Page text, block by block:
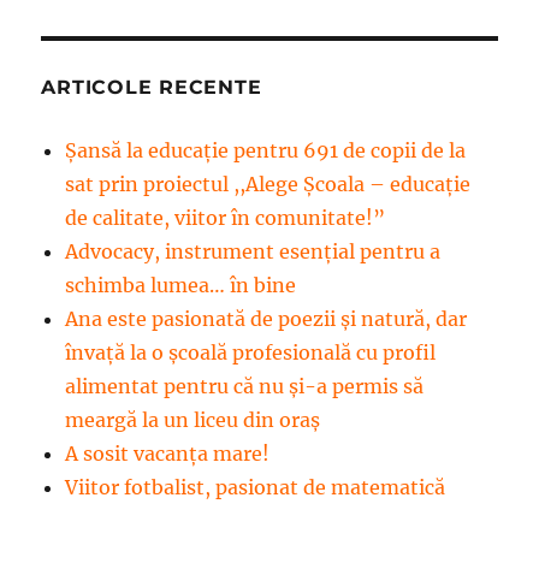
ARTICOLE RECENTE
Șansă la educație pentru 691 de copii de la
sat prin proiectul ,,Alege Școala – educație
de calitate, viitor în comunitate!”
Advocacy, instrument esenţial pentru a
schimba lumea… în bine
Ana este pasionată de poezii și natură, dar
învață la o școală profesională cu profil
alimentat pentru că nu și-a permis să
meargă la un liceu din oraș
A sosit vacanța mare!
Viitor fotbalist, pasionat de matematică